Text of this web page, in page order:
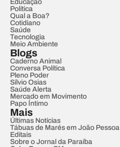
Educação
Política
Qual a Boa?
Cotidiano
Saúde
Tecnologia
Meio Ambiente
Blogs
Caderno Animal
Conversa Política
Pleno Poder
Sílvio Osias
Saúde Alerta
Mercado em Movimento
Papo Íntimo
Mais
Últimas Notícias
Tábuas de Marés em João Pessoa
Editais
Sobre o Jornal da Paraíba